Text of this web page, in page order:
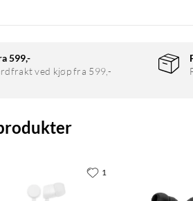
599,-
ved kjøp fra 599,-
1